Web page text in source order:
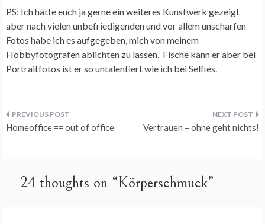
PS: Ich hätte euch ja gerne ein weiteres Kunstwerk gezeigt
aber nach vielen unbefriedigenden und vor allem unscharfen
Fotos habe ich es aufgegeben, mich von meinem
Hobbyfotografen ablichten zu lassen. Fische kann er aber bei
Portraitfotos ist er so untalentiert wie ich bei Selfies.
Beitragsnavigation
Homeoffice == out of office Vertrauen – ohne geht nichts!
24 thoughts on “Körperschmuck”